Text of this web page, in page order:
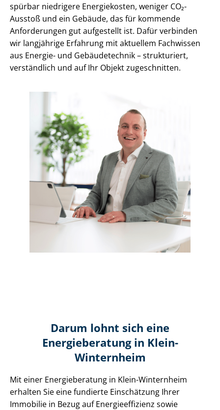
spürbar niedrigere Energiekosten, weniger CO₂-
Ausstoß und ein Gebäude, das für kommende
Anforderungen gut aufgestellt ist. Dafür verbinden
wir langjährige Erfahrung mit aktuellem Fachwissen
aus Energie- und Gebäudetechnik – strukturiert,
verständlich und auf Ihr Objekt zugeschnitten.
Darum lohnt sich eine
Energieberatung in Klein-
Winternheim
Mit einer Energieberatung in Klein-Winternheim
erhalten Sie eine fundierte Einschätzung Ihrer
Immobilie in Bezug auf En­er­gie­ef­fi­zi­enz sowie